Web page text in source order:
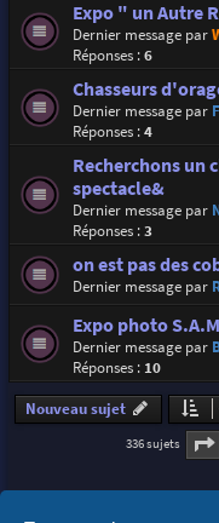
Expo " un Autre
Dernier message par
Réponses :6
Chasseurs
Dernier message par
Réponses :4
Recherchons un
spectacle&
Dernier message par
Réponses :3
on est pas des
Dernier message par
Expo photo
Dernier message par
Réponses : 10
Nouveau sujet
336 sujets